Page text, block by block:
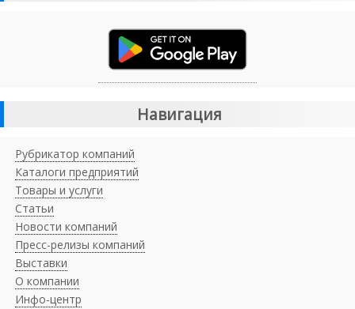
Навигация
Рубрикатор компаний
Каталоги предприятий
Товары и услуги
Статьи
Новости компаний
Пресс-релизы компаний
Выставки
О компании
Инфо-центр